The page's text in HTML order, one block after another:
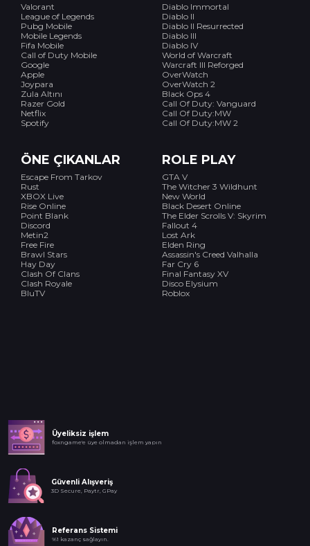
Valorant
League of Legends
Pubg Mobile
Mobile Legends
Fifa Mobile
Call of Duty Mobile
Google
Apple
Joypara
Zula Altını
Razer Gold
Netflix
Spotify
Diablo Immortal
Diablo II
Diablo II Resurrected
Diablo III
Diablo IV
World of Warcraft
Warcraft III Reforged
OverWatch
OverWatch 2
Black Ops 4
Call Of Duty: Vanguard
Call Of Duty:MW
Call Of Duty:MW 2
ÖNE ÇIKANLAR
Escape From Tarkov
Rust
XBOX Live
Rise Online
Point Blank
Discord
Metin2
Free Fire
Brawl Stars
Hay Day
Clash Of Clans
Clash Royale
BluTV
ROLE PLAY
GTA V
The Witcher 3 Wildhunt
New World
Black Desert Online
The Elder Scrolls V: Skyrim
Fallout 4
Lost Ark
Elden Ring
Assassin's Creed Valhalla
Far Cry 6
Final Fantasy XV
Disco Elysium
Roblox
Üyeliksiz işlem
foxngame'e üye olmadan işlem yapın
Güvenli Alışveriş
3D Secure, Paytr, GPay
Referans Sistemi
%1 kazanç sağlayın.